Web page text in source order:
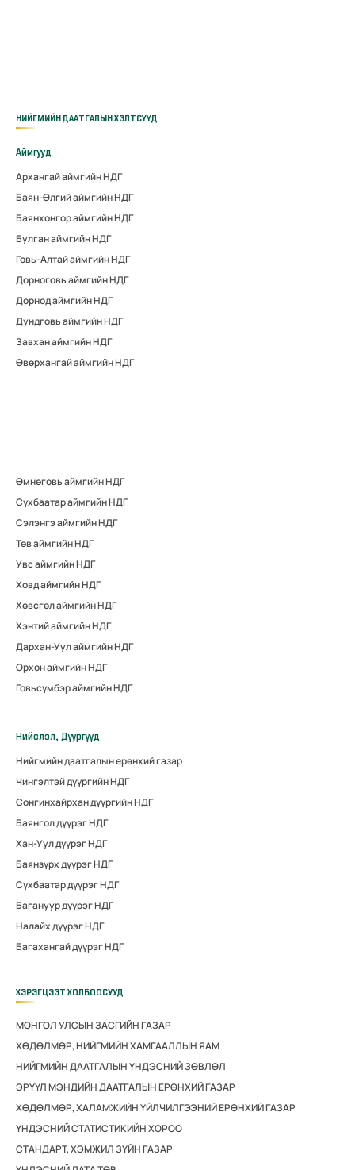
НИЙГМИЙН ДААТГАЛЫН ХЭЛТСҮҮД
Аймгууд
Архангай аймгийн НДГ
Баян-Өлгий аймгийн НДГ
Баянхонгор аймгийн НДГ
Булган аймгийн НДГ
Говь-Алтай аймгийн НДГ
Дорноговь аймгийн НДГ
Дорнод аймгийн НДГ
Дундговь аймгийн НДГ
Завхан аймгийн НДГ
Өвөрхангай аймгийн НДГ
Өмнөговь аймгийн НДГ
Сүхбаатар аймгийн НДГ
Сэлэнгэ аймгийн НДГ
Төв аймгийн НДГ
Увс аймгийн НДГ
Ховд аймгийн НДГ
Хөвсгөл аймгийн НДГ
Хэнтий аймгийн НДГ
Дархан-Уул аймгийн НДГ
Орхон аймгийн НДГ
Говьсүмбэр аймгийн НДГ
Нийслэл, Дүүргүүд
Нийгмийн даатгалын ерөнхий газар
Чингэлтэй дүүргийн НДГ
Сонгинхайрхан дүүргийн НДГ
Баянгол дүүрэг НДГ
Хан-Уул дүүрэг НДГ
Баянзүрх дүүрэг НДГ
Сүхбаатар дүүрэг НДГ
Багануур дүүрэг НДГ
Налайх дүүрэг НДГ
Багахангай дүүрэг НДГ
ХЭРЭГЦЭЭТ ХОЛБООСУУД
МОНГОЛ УЛСЫН ЗАСГИЙН ГАЗАР
ХӨДӨЛМӨР, НИЙГМИЙН ХАМГААЛЛЫН ЯАМ
НИЙГМИЙН ДААТГАЛЫН ҮНДЭСНИЙ ЗӨВЛӨЛ
ЭРҮҮЛ МЭНДИЙН ДААТГАЛЫН ЕРӨНХИЙ ГАЗАР
ХӨДӨЛМӨР, ХАЛАМЖИЙН ҮЙЛЧИЛГЭЭНИЙ ЕРӨНХИЙ ГАЗАР
ҮНДЭСНИЙ СТАТИСТИКИЙН ХОРОО
СТАНДАРТ, ХЭМЖИЛ ЗҮЙН ГАЗАР